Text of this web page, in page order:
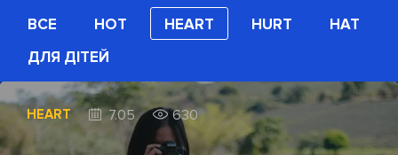
ВСЕ HOT HEART HURT
HAT
ДЛЯ ДІТЕЙ
HEART 7.05 630